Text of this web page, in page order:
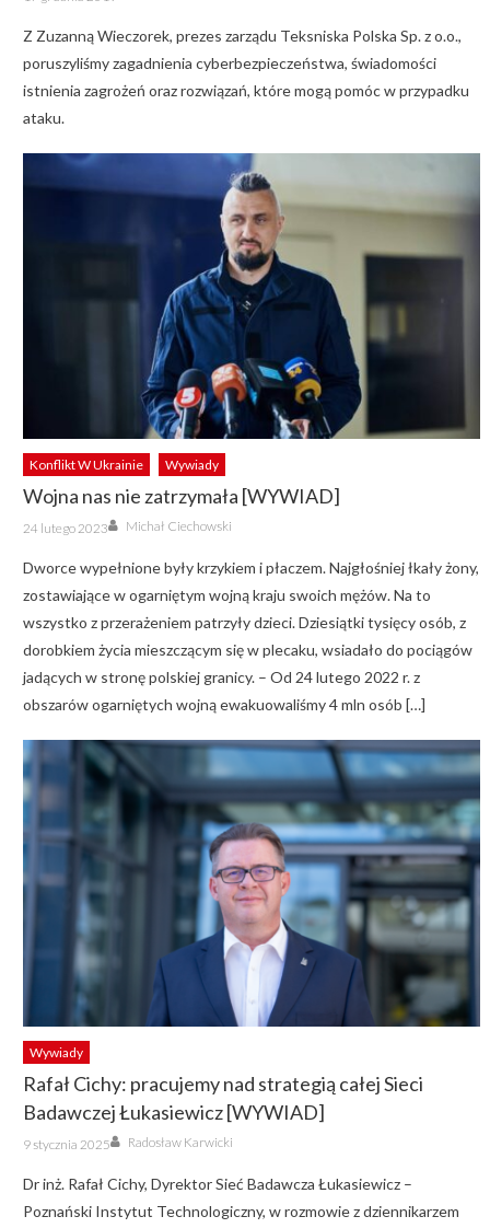
on
Z Zuzanną Wieczorek, prezes zarządu Teksniska Polska Sp. z o.o.,
poruszyliśmy zagadnienia cyberbezpieczeństwa, świadomości
istnienia zagrożeń oraz rozwiązań, które mogą pomóc w przypadku
ataku.
Konflikt W Ukrainie Wywiady
Wojna nas nie zatrzymała [WYWIAD]
Posted
on
24 lutego 2023 Author
Michał Ciechowski
Dworce wypełnione były krzykiem i płaczem. Najgłośniej łkały żony,
zostawiające w ogarniętym wojną kraju swoich mężów. Na to
wszystko z przerażeniem patrzyły dzieci. Dziesiątki tysięcy osób, z
dorobkiem życia mieszczącym się w plecaku, wsiadało do pociągów
jadących w stronę polskiej granicy. – Od 24 lutego 2022 r. z
obszarów ogarniętych wojną ewakuowaliśmy 4 mln osób […]
Wywiady
Rafał Cichy: pracujemy nad strategią całej Sieci
Badawczej Łukasiewicz [WYWIAD]
Posted
on
9 stycznia 2025 Author
Radosław Karwicki
Dr inż. Rafał Cichy, Dyrektor Sieć Badawcza Łukasiewicz –
Poznański Instytut Technologiczny, w rozmowie z dziennikarzem